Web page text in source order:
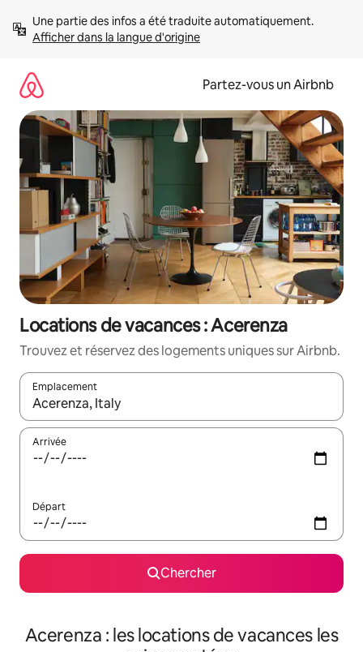
directement
Afficher dans la langue d'origine
Partez-vous un Airbnb
Locations de vacances : Acerenza
Trouvez et réservez des logements uniques sur Airbnb.
Emplacement
Quand les résultats sont affichés, parcourez-les en utilisant
Arrivée
Départ
Chercher
Acerenza : les locations de vacances les